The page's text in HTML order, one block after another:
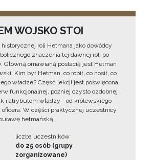
WOJSKO STOI
roli Hetmana jako dowódcy
znaczenia tej dawnej roli po
Główną omawianą postacią jest Hetman
Kim był Hetman, co robił, co nosił, co
władze? Część lekcji jest poświęcona
funkcjonalnej, później czysto ozdobnej i
i atrybutom władzy - od królewskiego
oficera. W części praktycznej uczestnicy
hetmańską.
liczba uczestników
do 25 osób (grupy
zorganizowane)